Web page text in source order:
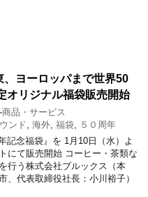
、ヨーロッパまで世界50
オリジナル福袋販売開始
-商品・サービス
ンド 海外 福袋
５０周年
記念福袋』を 1月10日（水）よ
にて販売開始 コーヒー・茶類な
行う株式会社ブルックス（本
、代表取締役社長：小川裕子）